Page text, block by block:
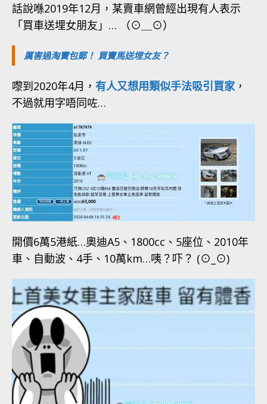
話說喺2019年12月，某賣車網曾經出現有人表示
「買車送埋女朋友」… （⊙＿⊙）
厲害過淘寶包郵！ 買寶馬送埋女友？
嚟到2020年4月， 有人又想用類似手法吸引買家，
不過就用字唔同咗…
開價6萬5港紙…奧迪A5、1800cc、5座位、2010年
車、自動波、4手、10萬km…咦？吓？ (⊙_⊙)